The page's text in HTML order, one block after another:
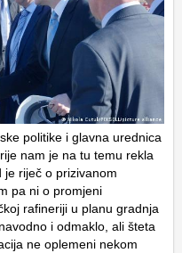
politike i glavna urednica
nam je na tu temu rekla
je riječ o prizivanom
pa ni o promjeni
rafineriji u planu gradnja
i odmaklo, ali šteta
ne oplemeni nekom